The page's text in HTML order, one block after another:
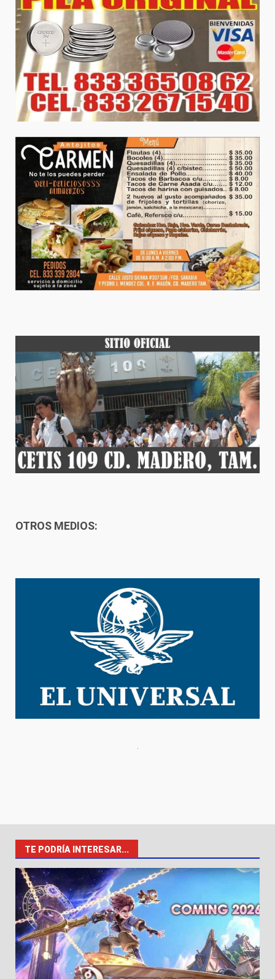
OTROS MEDIOS:
TE PODRÍA INTERESAR...